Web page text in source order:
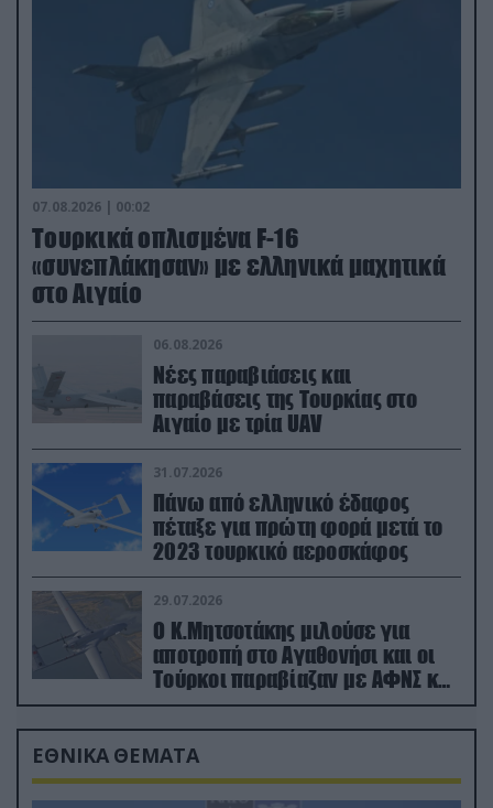
07.08.2026 | 00:02
Τουρκικά οπλισμένα F-16
«συνεπλάκησαν» με ελληνικά μαχητικά
στο Αιγαίο
06.08.2026
Νέες παραβιάσεις και
παραβάσεις της Τουρκίας στο
Αιγαίο με τρία UAV
31.07.2026
Πάνω από ελληνικό έδαφος
πέταξε για πρώτη φορά μετά το
2023 τουρκικό αεροσκάφος
29.07.2026
Ο Κ.Μητσοτάκης μιλούσε για
αποτροπή στο Αγαθονήσι και οι
Τούρκοι παραβίαζαν με ΑΦΝΣ και
drone
ΕΘΝΙΚΑ ΘΕΜΑΤΑ